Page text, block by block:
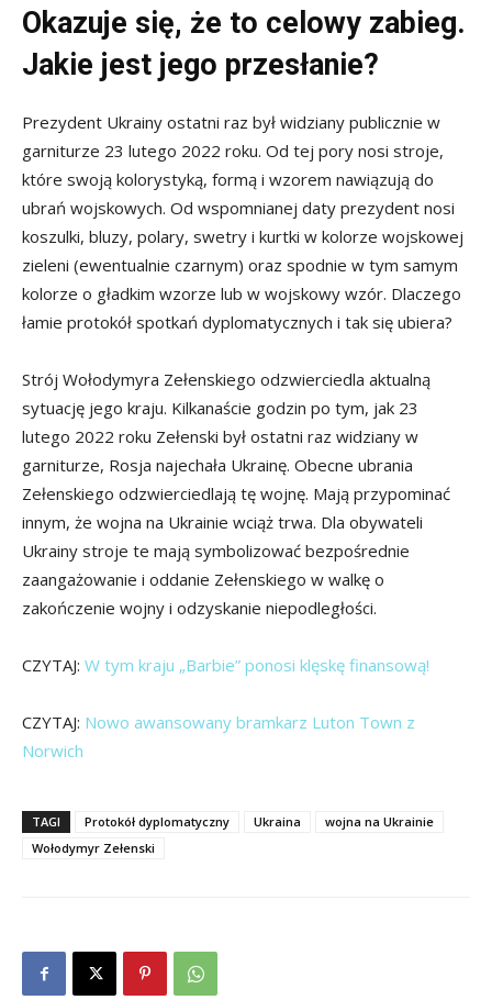
Okazuje się, że to celowy zabieg.
Jakie jest jego przesłanie?
Prezydent Ukrainy ostatni raz był widziany publicznie w
garniturze 23 lutego 2022 roku. Od tej pory nosi stroje,
które swoją kolorystyką, formą i wzorem nawiązują do
ubrań wojskowych. Od wspomnianej daty prezydent nosi
koszulki, bluzy, polary, swetry i kurtki w kolorze wojskowej
zieleni (ewentualnie czarnym) oraz spodnie w tym samym
kolorze o gładkim wzorze lub w wojskowy wzór. Dlaczego
łamie protokół spotkań dyplomatycznych i tak się ubiera?
Strój Wołodymyra Zełenskiego odzwierciedla aktualną
sytuację jego kraju. Kilkanaście godzin po tym, jak 23
lutego 2022 roku Zełenski był ostatni raz widziany w
garniturze, Rosja najechała Ukrainę. Obecne ubrania
Zełenskiego odzwierciedlają tę wojnę. Mają przypominać
innym, że wojna na Ukrainie wciąż trwa. Dla obywateli
Ukrainy stroje te mają symbolizować bezpośrednie
zaangażowanie i oddanie Zełenskiego w walkę o
zakończenie wojny i odzyskanie niepodległości.
CZYTAJ: W tym kraju „Barbie” ponosi klęskę finansową!
CZYTAJ: Nowo awansowany bramkarz Luton Town z
Norwich
TAGI Protokół dyplomatyczny Ukraina
wojna na Ukrainie
Wołodymyr Zełenski